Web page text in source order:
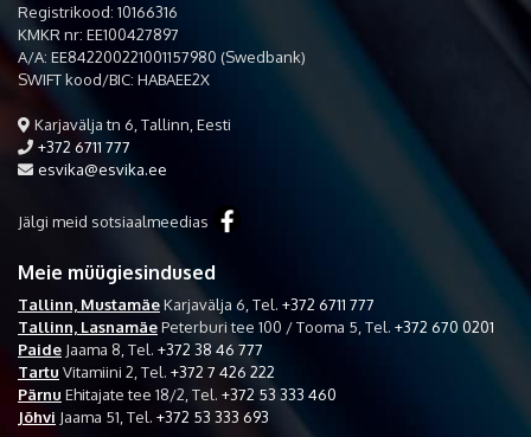
Registrikood: 10166316
KMKR nr: EE100427897
A/A: EE842200221001157980 (Swedbank)
SWIFT kood/BIC: HABAEE2X
Karjavälja tn 6, Tallinn, Eesti
+372 6711 777
esvika@esvika.ee
Jälgi meid sotsiaalmeedias
Meie müügiesindused
Tallinn, MustamäeKarjavälja 6, Tel. +372 6711 777
Tallinn, LasnamäePeterburi tee 100 / Tooma 5, Tel. +372 670 0201
Paide Jaama 8, Tel. +372 38 46 777
Tartu Vitamiini 2, Tel. +372 7 426 222
Pärnu Ehitajate tee 18/2, Tel. +372 53 333 460
Jõhvi Jaama 51, Tel. +372 53 333 693